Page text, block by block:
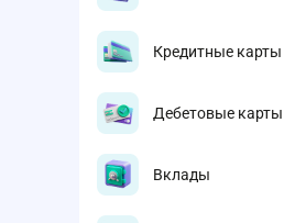
Кредитные карты
Дебетовые карты
Вклады